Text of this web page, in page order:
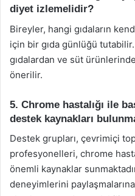
diyet izlemelidir?
Bireyler, hangi gıdaların
için bir gıda günlüğü
gıdalardan ve süt
önerilir.
5. Chrome hastalığı ile
destek kaynakları
Destek grupları, çevrimiçi
profesyonelleri, chrome
önemli kaynaklar
deneyimlerini